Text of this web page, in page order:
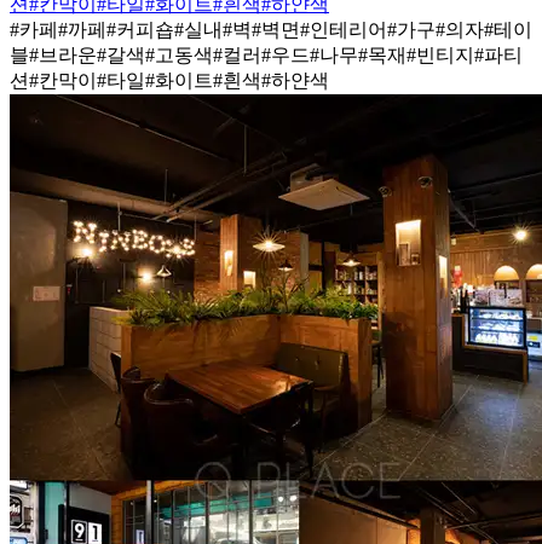
#카페 #까페 #커피숍#실내#벽#벽면#인테리어#가구#의자#테이
블#브라운#갈색#고동색#컬러#우드#나무#목재#빈티지 #파티
션#칸막이 #타일#화이트#흰색#하얀색